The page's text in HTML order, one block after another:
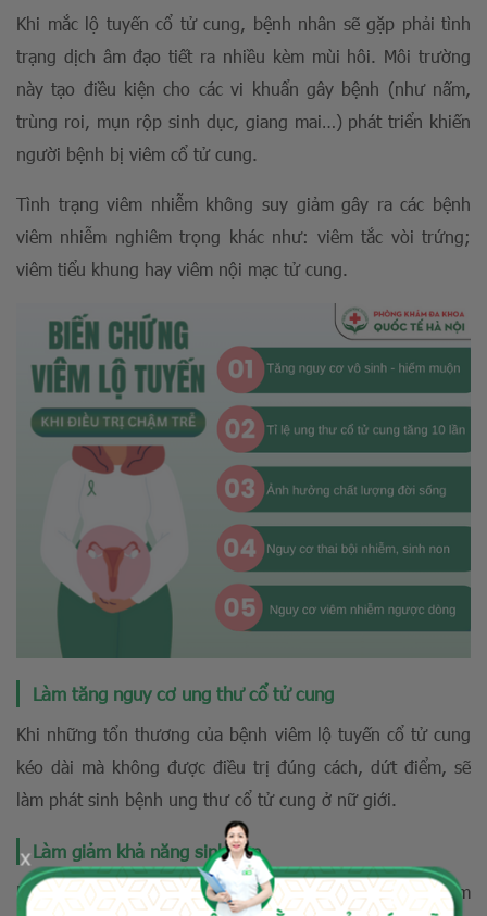
Khi mắc lộ tuyến cổ tử cung, bệnh nhân sẽ gặp phải tình
trạng dịch âm đạo tiết ra nhiều kèm mùi hôi. Môi trường
này tạo điều kiện cho các vi khuẩn gây bệnh (như nấm,
trùng roi, mụn rộp sinh dục, giang mai…) phát triển khiến
người bệnh bị viêm cổ tử cung.
Tình trạng viêm nhiễm không suy giảm gây ra các bệnh
viêm nhiễm nghiêm trọng khác như: viêm tắc vòi trứng;
viêm tiểu khung hay viêm nội mạc tử cung.
Làm tăng nguy cơ ung thư cổ tử cung
Khi những tổn thương của bệnh viêm lộ tuyến cổ tử cung
kéo dài mà không được điều trị đúng cách, dứt điểm, sẽ
làm phát sinh bệnh ung thư cổ tử cung ở nữ giới.
Làm giảm khả năng sinh sản
Người bệnh viêm lộ tuyến cổ tử cung thường tiết dịch âm
x